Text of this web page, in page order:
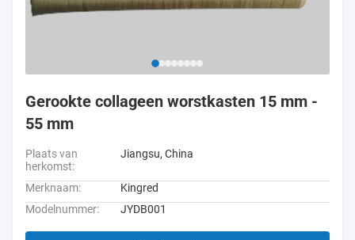
Gerookte collageen worstkasten 15 mm -
55 mm
Plaats van
herkomst:
Jiangsu, China
Merknaam:
Kingred
Modelnummer:
JYDB001